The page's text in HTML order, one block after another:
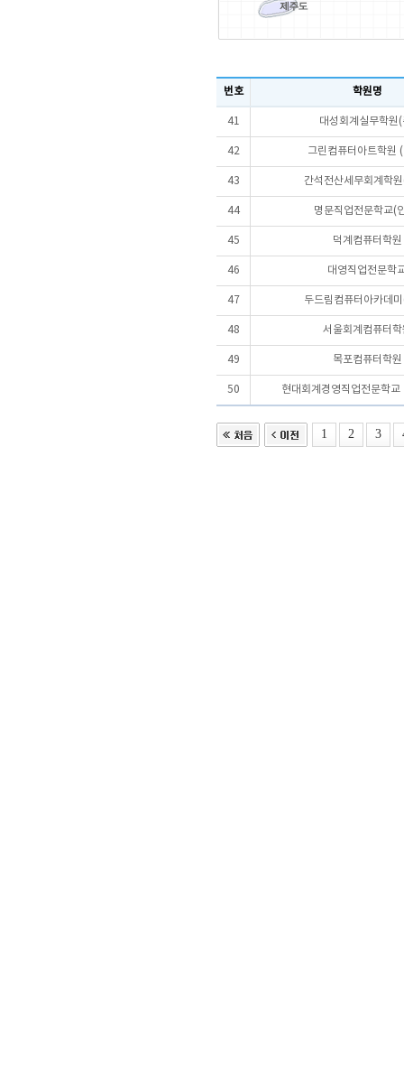
번호 학원명
41 대성회계실무학원(
42 그린컴퓨터아트학원
43 간석전산세무회계학
44 명문직업전문학교(
45 덕계컴퓨터학원
46 대영직업전문학
47 두드림컴퓨터아카데
48 서울회계컴퓨터학
49 목포컴퓨터학원
50 현대회계경영직업전문학교
1 2 3